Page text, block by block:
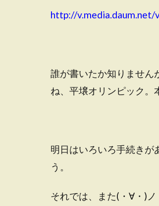
http://
誰が書いたか知りません
ね、平壌オリンピック。
明日はいろいろ手続きが
う。
それでは、また(・∀・)ノ